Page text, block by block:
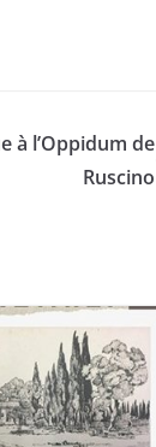
à l’Oppidum de
Ruscino